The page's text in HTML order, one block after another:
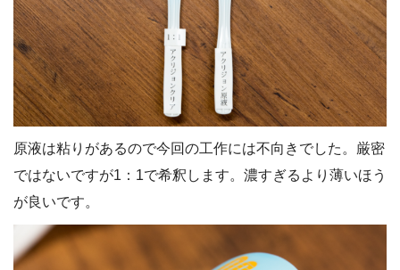
原液は粘りがあるので今回の工作には不向きでした。厳密
ではないですが1：1で希釈します。濃すぎるより薄いほう
が良いです。